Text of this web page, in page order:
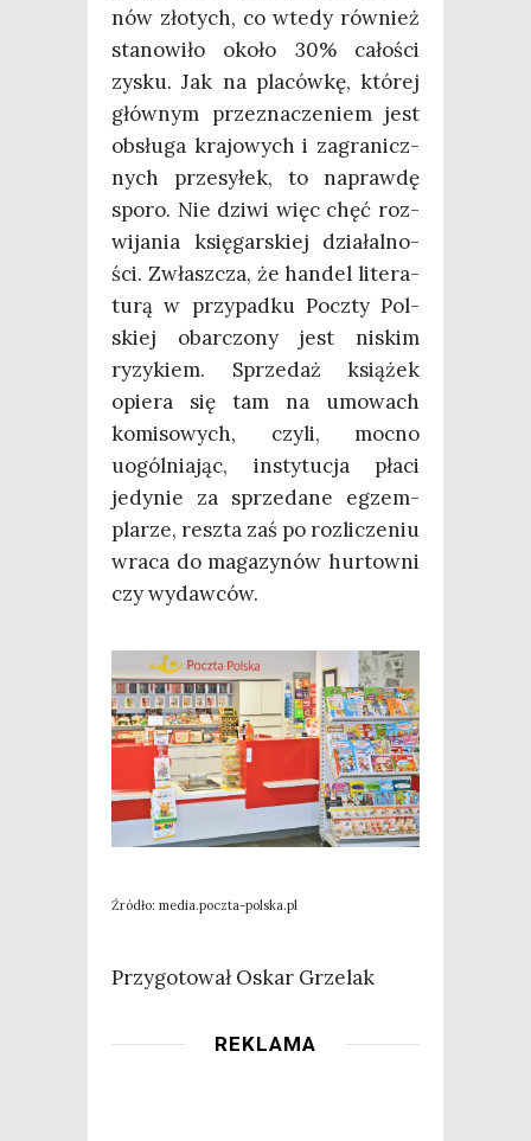
nów zło­tych, co wte­dy rów­nież
sta­no­wi­ło oko­ło 30% cało­ści
zysku. Jak na pla­ców­kę, któ­rej
głów­nym prze­zna­cze­niem jest
obsłu­ga kra­jo­wych i zagra­nicz­
nych prze­sy­łek, to napraw­dę
spo­ro. Nie dzi­wi więc chęć roz­
wi­ja­nia księ­gar­skiej dzia­łal­no­
ści. Zwłasz­cza, że han­del lite­ra­
tu­rą w przy­pad­ku Pocz­ty Pol­
skiej obar­czo­ny jest niskim
ryzy­kiem. Sprze­daż ksią­żek
opie­ra się tam na umo­wach
komi­so­wych, czy­li, moc­no
uogól­nia­jąc, insty­tu­cja pła­ci
jedy­nie za sprze­da­ne egzem­
pla­rze, resz­ta zaś po roz­li­cze­niu
wra­ca do maga­zy­nów hur­tow­ni
czy wydawców.
Źró­dło: media.poczta-polska.pl
Przy­go­to­wał Oskar Grzelak
REKLAMA